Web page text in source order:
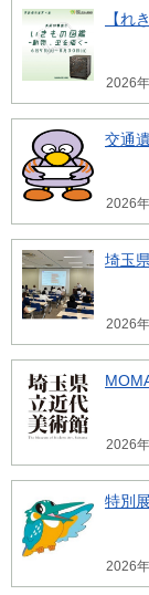
【れ
2026
交通
2026
埼玉
2026
2026
特別
2026